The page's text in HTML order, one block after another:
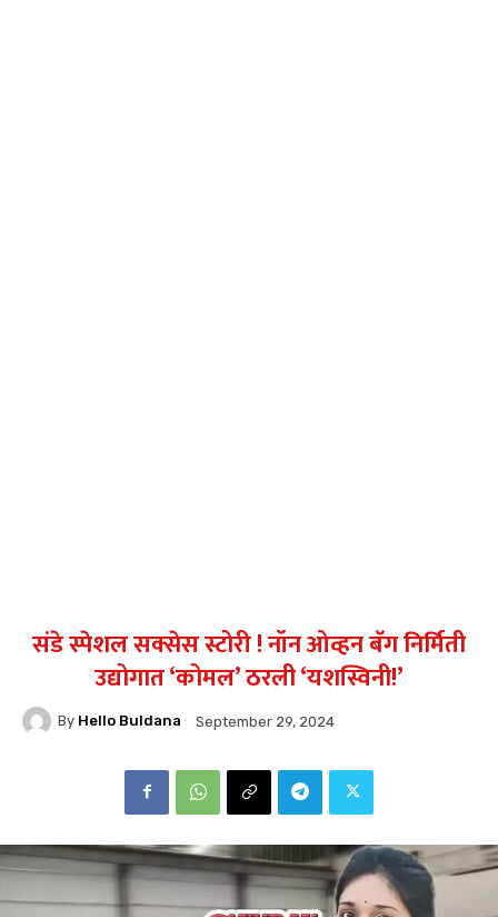
संडे स्पेशल सक्सेस स्टोरी ! नॉन ओव्हन बॅग निर्मिती
उद्योगात ‘कोमल’ ठरली ‘यशस्विनी!’
By Hello Buldana September 29, 2024